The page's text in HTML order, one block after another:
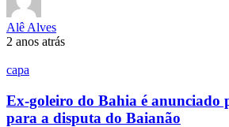
Alê Alves
2 anos atrás
capa
Ex-goleiro do Bahia é anunciado
para a disputa do Baianão